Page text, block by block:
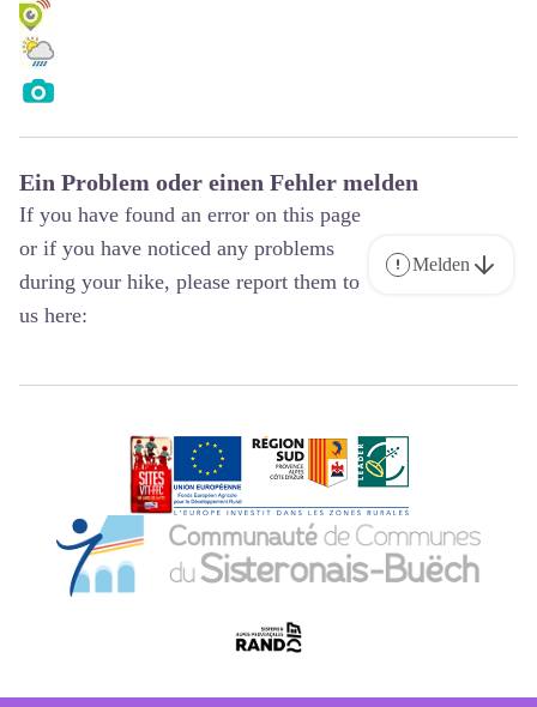
Ein Problem oder einen Fehler melden
If you have found an error on this page
or if you have noticed any problems
during your hike, please report them to
us here:
Melden